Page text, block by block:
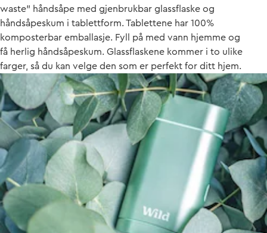
waste" håndsåpe med gjenbrukbar glassflaske og
håndsåpeskum i tablettform. Tablettene har 100%
komposterbar emballasje. Fyll på med vann hjemme og
få herlig håndsåpeskum. Glassflaskene kommer i to ulike
farger, så du kan velge den som er perfekt for ditt hjem.